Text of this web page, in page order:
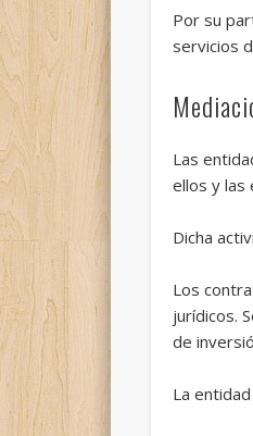
Por su
servicios
Las
ellos y las
Dicha
Los
jurídicos.
de
La